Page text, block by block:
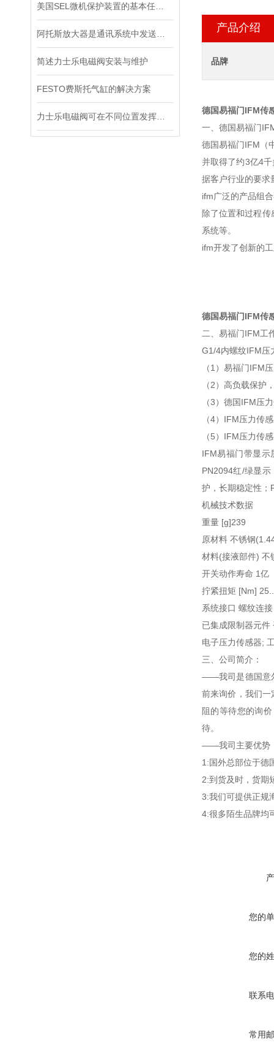
简述力士乐电磁阀安装与维护
FESTO费斯托气缸的解决方案
产品介绍
品牌
德国易福门IFM传
一、德国易福门
德国易福门IFM（
并取得了约3亿4
据客户行业的要求
ifm广泛的产品组
除了位置和过程
系统等。
ifm开发了创新的
德国易福门IFM传
二、易福门IFM工
G1/4内螺纹IFM压
（1）易福门IFM
（2）高负载保护
（3）德国IFM压
（4）IFM压力传
（5）IFM压力传
IFM易福门带显示
PN2094红/绿显
护，长期稳定性；
机械技术数据
重量 [g]239
原材料 不锈钢
材料(接液部件) 不
开关动作寿命 1亿
拧紧扭矩 [Nm]
系统接口 螺纹连
已集成限制器元件
电子压力传感器;
三、公司简介：
——我司是德国意
前来询价，我们
阻的等待您的询
待。
——我司主要优势
1:国外总部位于德
2:到货及时，货期
3:我们可提供正规
4:很多陌生品牌均
您的
您的
联系
常用